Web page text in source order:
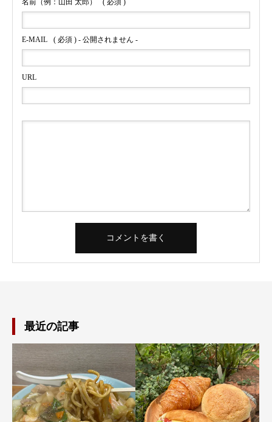
E-MAIL ( 必須 ) - 公開されません -
URL
最近の記事